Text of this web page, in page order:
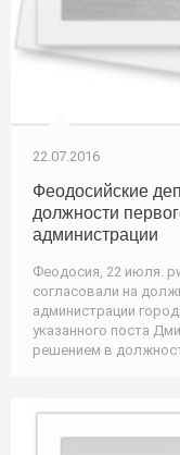
22.07.2016
Феодосийские
должности
администрации
Феодосия, 22 июля.
согласовали на
администрации
указанного поста
решением в